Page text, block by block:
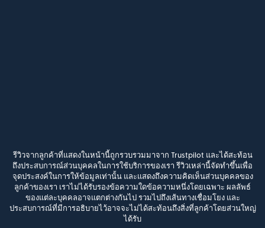
รีวิวจากลูกค้าที่แสดงในหน้านี้ถูกรวบรวมมาจาก Trustpilot และได้สะท้อน
ถึงประสบการณ์ส่วนบุคคลในการใช้บริการของเรา รีวิวเหล่านี้จัดทำขึ้นเพื่อ
จุดประสงค์ในการให้ข้อมูลเท่านั้น และแสดงถึงความคิดเห็นส่วนบุคคลของ
ลูกค้าของเรา เราไม่ได้รับรองข้อความใดข้อความหนึ่งโดยเฉพาะ ผลลัพธ์
ของแต่ละบุคคลอาจแตกต่างกันไป รวมไปถึงเส้นทางเชื่อมโยง และ
ประสบการณ์ที่มีการอธิบายไว้อาจจะไม่ได้สะท้อนถึงสิ่งที่ลูกค้าโดยส่วนใหญ่
ได้รับ